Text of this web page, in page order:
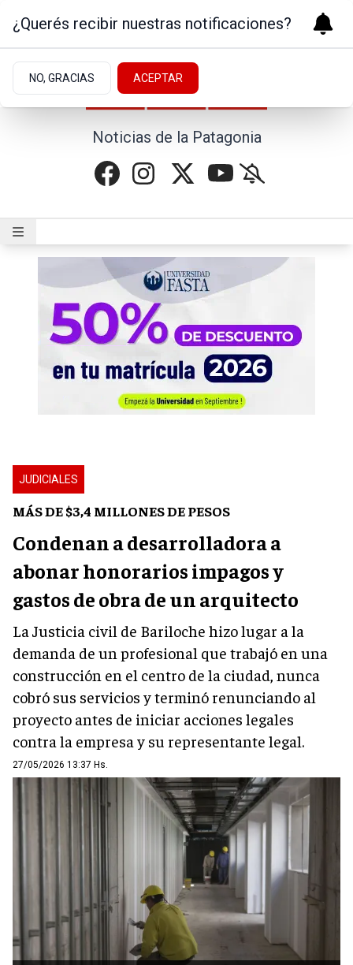
Noticias de la Patagonia
JUDICIALES
MÁS DE $3,4 MILLONES DE PESOS
Condenan a desarrolladora a
abonar honorarios impagos y
gastos de obra de un arquitecto
La Justicia civil de Bariloche hizo lugar a la
demanda de un profesional que trabajó en una
construcción en el centro de la ciudad, nunca
cobró sus servicios y terminó renunciando al
proyecto antes de iniciar acciones legales
contra la empresa y su representante legal.
27/05/2026 13:37 Hs.
¿Querés recibir nuestras notificaciones?
NO, GRACIAS ACEPTAR